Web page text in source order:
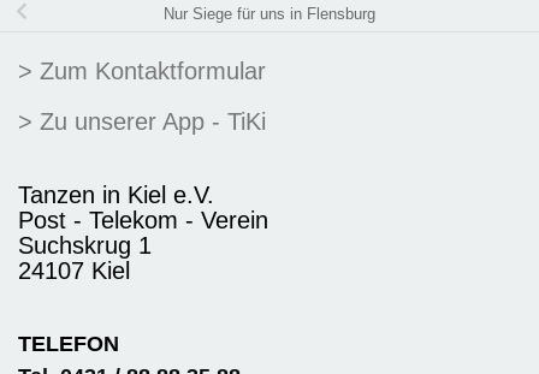
Nur Siege für uns in Flensburg
> Zum Kontaktformular
> Zu unserer App - TiKi
Tanzen in Kiel e.V.
Post - Telekom - Verein
Suchskrug 1
24107 Kiel
TELEFON